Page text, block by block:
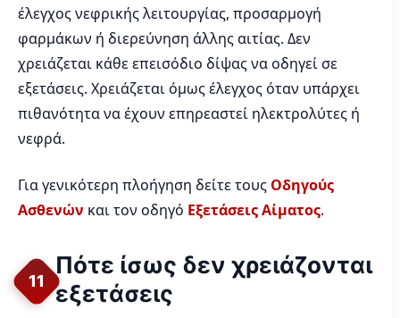
έλεγχος νεφρικής λειτουργίας, προσαρμογή
φαρμάκων ή διερεύνηση άλλης αιτίας. Δεν
χρειάζεται κάθε επεισόδιο δίψας να οδηγεί σε
εξετάσεις. Χρειάζεται όμως έλεγχος όταν υπάρχει
πιθανότητα να έχουν επηρεαστεί ηλεκτρολύτες ή
νεφρά.
Για γενικότερη πλοήγηση δείτε τους Οδηγούς
Ασθενών και τον οδηγό Εξετάσεις Αίματος.
11
Πότε ίσως δεν χρειάζονται
εξετάσεις